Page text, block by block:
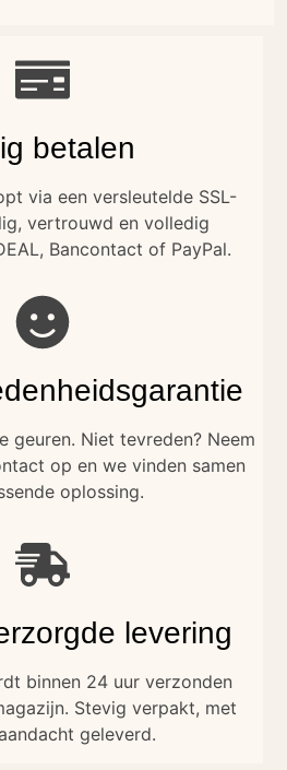
betalen
via een versleutelde SSL-
vertrouwd en volledig
Bancontact of PayPal.
geuren. Niet tevreden? Neem
op en we vinden samen
oplossing.
levering
binnen 24 uur verzonden
Stevig verpakt, met
geleverd.